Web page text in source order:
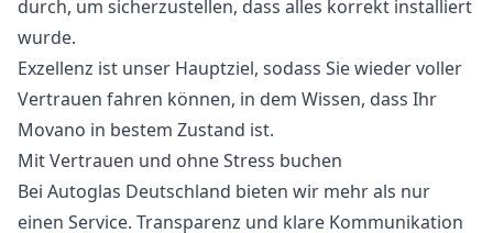
durch, um sicherzustellen, dass alles korrekt installiert
wurde.
Exzellenz ist unser Hauptziel, sodass Sie wieder voller
Vertrauen fahren können, in dem Wissen, dass Ihr
Movano in bestem Zustand ist.
Mit Vertrauen und ohne Stress buchen
Bei Autoglas Deutschland bieten wir mehr als nur
einen Service. Transparenz und klare Kommunikation